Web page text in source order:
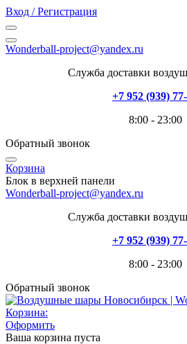
Вход / Регистрация
Wonderball-project@yandex.ru
Служба доставки
+7 952 (939)
8:00 - 23:00
Обратный звонок
Корзина
Блок в верхней панели
Wonderball-project@yandex.ru
Служба доставки
+7 952 (939)
8:00 - 23:00
Обратный звонок
Корзина:
Оформить
Ваша корзина пуста